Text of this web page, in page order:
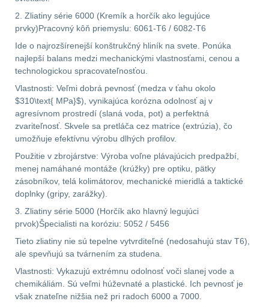
Raily, lišty, krytky
66
Přední taktické
rukojeti50
Mechanická mířidla
30
Pistolové rukojeti20
Dvojnožky39
Príslušenstvo18
Čistenie zbraní38
AR1512
2. Zliatiny série 6000 (Kremík a horčík ako legujúce
prvky)Pracovný kôň priemyslu: 6061-T6 / 6082-T6
Ide o najrozšírenejší konštrukčný hliník na svete. Ponúka
najlepší balans medzi mechanickými vlastnosťami, cenou a
technologickou spracovateľnosťou.
Vlastnosti: Veľmi dobrá pevnosť (medza v ťahu okolo
$310\text{ MPa}$), vynikajúca korózna odolnosť aj v
agresívnom prostredí (slaná voda, pot) a perfektná
zvariteľnosť. Skvele sa pretláča cez matrice (extrúzia), čo
umožňuje efektívnu výrobu dlhých profilov.
Použitie v zbrojárstve: Výroba voľne plávajúcich predpažbí,
menej namáhané montáže (krúžky) pre optiku, pätky
zásobníkov, telá kolimátorov, mechanické mieridlá a taktické
doplnky (gripy, zarážky).
3. Zliatiny série 5000 (Horčík ako hlavný legujúci
prvok)Špecialisti na koróziu: 5052 / 5456
Tieto zliatiny nie sú tepelne vytvrditeľné (nedosahujú stav T6),
ale spevňujú sa tvárnením za studena.
Vlastnosti: Vykazujú extrémnu odolnosť voči slanej vode a
chemikáliám. Sú veľmi húževnaté a plastické. Ich pevnosť je
však znateľne nižšia než pri radoch 6000 a 7000.